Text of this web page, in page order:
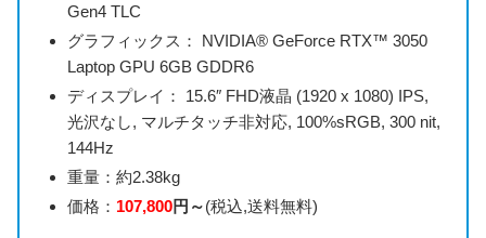
Gen4 TLC
グラフィックス： NVIDIA® GeForce RTX™ 3050
Laptop GPU 6GB GDDR6
ディスプレイ： 15.6″ FHD液晶 (1920 x 1080) IPS,
光沢なし, マルチタッチ非対応, 100%sRGB, 300 nit,
144Hz
重量：約2.38kg
価格： 107,800円～(税込,送料無料)